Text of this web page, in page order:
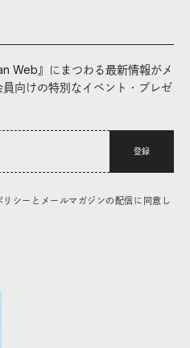
Web』にまつわる最新情報がメ
向けの特別なイベント・プレゼ
登録
シーとメールマガジンの配信に同意し